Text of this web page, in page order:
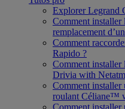
Explorer Legrand
Comment installer
remplacement
Comment
Rapido ?
Comment installer
Drivia with
Comment installer
roulant Céliane™
Comment installer